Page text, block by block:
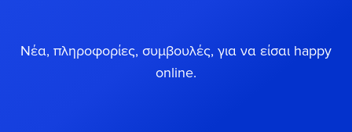
Νέα, πληροφορίες, συμβουλές, για να είσαι happy
online.